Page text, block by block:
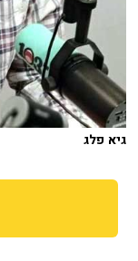
גיא פלג